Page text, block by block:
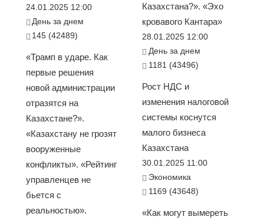
24.01.2025 12:00
День за днем
145 (42489)
«Трамп в ударе. Как
первые решения
новой администрации
отразятся на
Казахстане?».
«Казахстану не грозят
вооруженные
конфликты». «Рейтинг
управленцев не
бьется с
реальностью».
Казахстана?». «Эхо
кровавого Кантара»
28.01.2025 12:00
День за днем
1181 (43496)
Рост НДС и
изменения налоговой
системы коснутся
малого бизнеса
Казахстана
30.01.2025 11:00
Экономика
1169 (43648)
«Как могут вымереть